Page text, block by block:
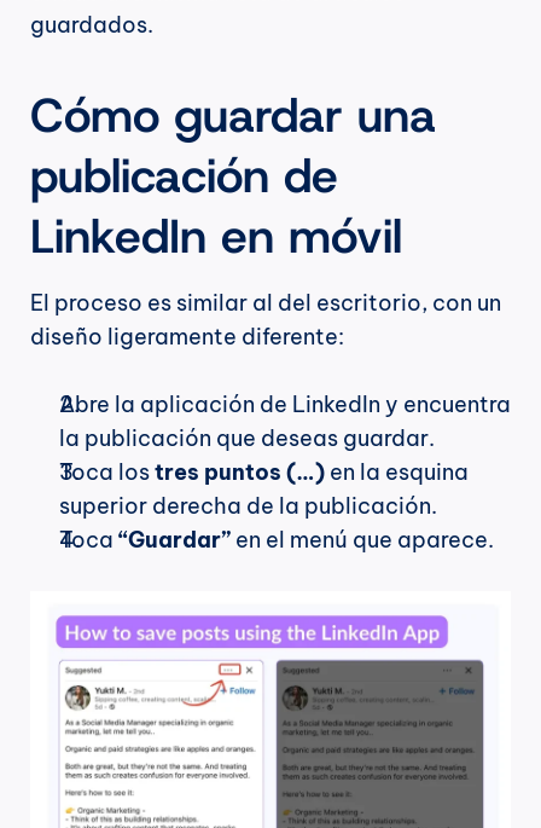
guardados.
Cómo guardar una
publicación de
LinkedIn en móvil
El proceso es similar al del escritorio, con un
diseño ligeramente diferente:
Abre la aplicación de LinkedIn y encuentra
la publicación que deseas guardar.
Toca los tres puntos (…) en la esquina
superior derecha de la publicación.
Toca “Guardar” en el menú que aparece.